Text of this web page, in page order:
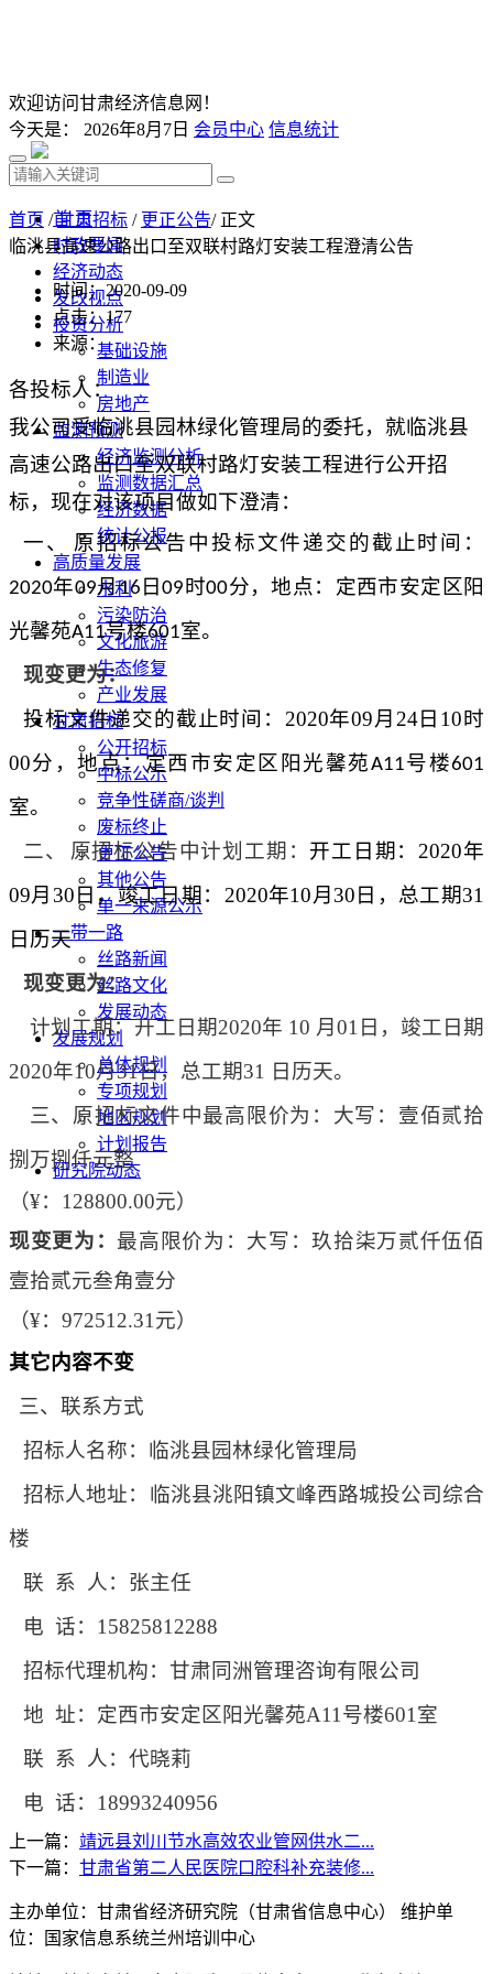
欢迎访问甘肃经济信息网！
今天是： 2026年8月7日 会员中心 信息统计
首 页
时政要闻
经济动态
发改视点
投资分析
基础设施
制造业
房地产
监测预测
经济监测分析
监测数据汇总
经济数据
统计公报
高质量发展
水利
污染防治
文化旅游
生态修复
产业发展
甘肃招标
公开招标
中标公示
竞争性磋商/谈判
废标终止
更正公告
其他公告
单一来源公示
一带一路
丝路新闻
丝路文化
发展动态
发展规划
总体规划
专项规划
地区规划
计划报告
研究院动态
首页 /甘肃招标 / 更正公告/ 正文
临洮县高速公路出口至双联村路灯安装工程澄清公告
时间：2020-09-09
点击：177
来源：
各投标人：
我公司受临洮县园林绿化管理局的委托，就临洮县
高速公路出口至双联村路灯安装工程进行公开招
标，现在对该项目做如下澄清：
一、
原招标公告中投标文件递交的截止时间：
2020年09月16 日09 时00分，地点： 定西市安定区阳
光馨苑A11号楼601室。
现变更为：
投标文件递交的截止时间： 2020年09月 24日 10时
00分，地点：定西市安定区阳光馨苑A11号楼601
室。
二、
原招标公告中计划工期： 开工日期： 2020年
09月 30 日，竣工日期： 2020年10月 30 日，总工期31
日历天
现变更为：
计划工期：开工日期2020年 10 月 01 日，竣工日期
2020年10月31日，总工期31
日历天。
三、原招标文件中最高限价为：大写：壹佰贰拾
捌万捌仟元整
（¥： 128800.00元）
现变更为： 最高限价为：大写：玖拾柒万贰仟伍佰
壹拾贰元叁角壹分
（¥： 972512.31 元）
其它内容不变
三、联系方式
招标人名称：临洮县园林绿化管理局
招标人地址：临洮县洮阳镇文峰西路城投公司综合
楼
联
系
人：张主任
电 话： 15825812288
招标代理机构：甘肃同洲管理咨询有限公司
地 址：定西市安定区阳光馨苑A11 号楼601 室
联
系
人：代晓莉
电 话： 18993240956
上一篇： 靖远县刘川节水高效农业管网供水二...
下一篇： 甘肃省第二人民医院口腔科补充装修...
主办单位：甘肃省经济研究院（甘肃省信息中心） 维护单
位：国家信息系统兰州培训中心